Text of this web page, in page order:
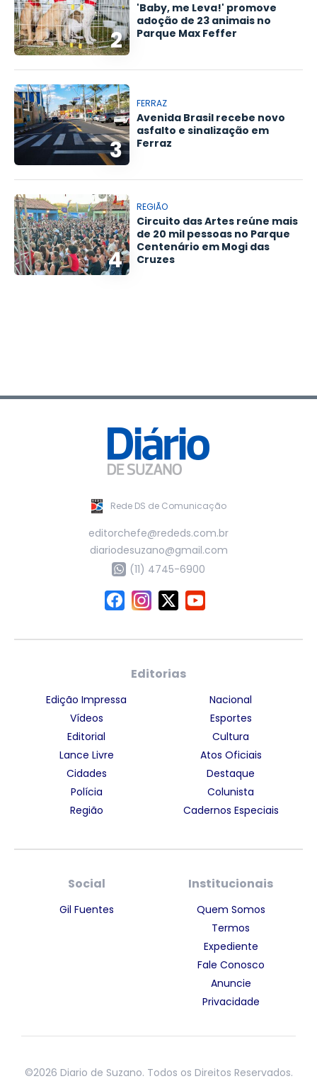
2
'Baby, me Leva!' promove
adoção de 23 animais no
Parque Max Feffer
3
FERRAZ
Avenida Brasil recebe novo
asfalto e sinalização em
Ferraz
4
REGIÃO
Circuito das Artes reúne mais
de 20 mil pessoas no Parque
Centenário em Mogi das
Cruzes
Rede DS de Comunicação
editorchefe@rededs.com.br
diariodesuzano@gmail.com
(11) 4745-6900
Editorias
Edição Impressa
Vídeos
Editorial
Lance Livre
Cidades
Polícia
Região
Nacional
Esportes
Cultura
Atos Oficiais
Destaque
Colunista
Cadernos Especiais
Social
Gil Fuentes
Institucionais
Quem Somos
Termos
Expediente
Fale Conosco
Anuncie
Privacidade
©2026 Diario de Suzano. Todos os Direitos Reservados.